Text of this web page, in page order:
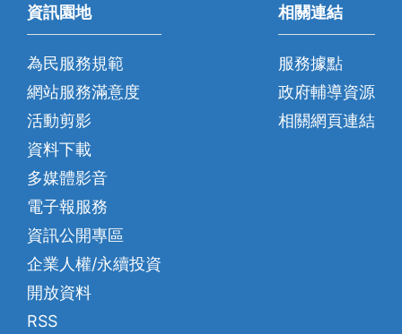
資訊園地
為民服務規範
網站服務滿意度
活動剪影
資料下載
多媒體影音
電子報服務
資訊公開專區
企業人權/永續投資
開放資料
RSS
相關連結
服務據點
政府輔導資源
相關網頁連結